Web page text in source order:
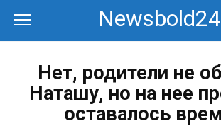
контенту
Newsbold24
Нет, родители не
Наташу, но на нее
оставалось